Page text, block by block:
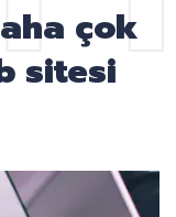
çok
sitesi